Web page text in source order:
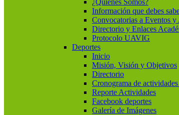
¿Quiénes Somos?
Información que debes
Convocatorias a Eventos y
Directorio y Enlaces
Protocolo UAVIG
Deportes
Inicio
Misión, Visión y Objetivos
Directorio
Cronograma de
Reporte Actividades
Facebook deportes
Galería de Imágenes